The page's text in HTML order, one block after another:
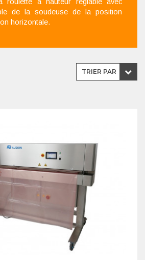
de la soudeuse de la position
horizontale.
TRIER PAR